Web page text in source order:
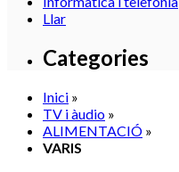
Llar
Categories
Inici »
TV i àudio »
ALIMENTACIÓ »
VARIS